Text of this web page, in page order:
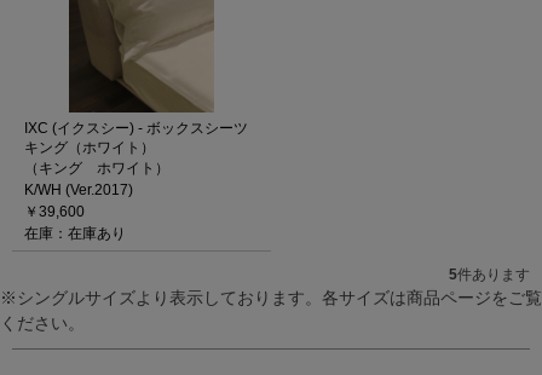
IXC (イクスシー) - ボックスシーツ
キング（ホワイト）
（キング ホワイト）
K/WH (Ver.2017)
￥39,600
在庫：在庫あり
5件あります
※シングルサイズより表示しております。各サイズは商品ページをご覧
ください。